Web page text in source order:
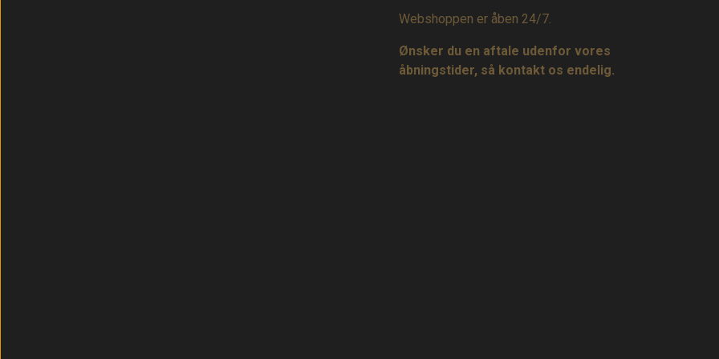
Webshoppen er åben 24/7.
Ønsker du en aftale udenfor vores
åbningstider, så kontakt os endelig.